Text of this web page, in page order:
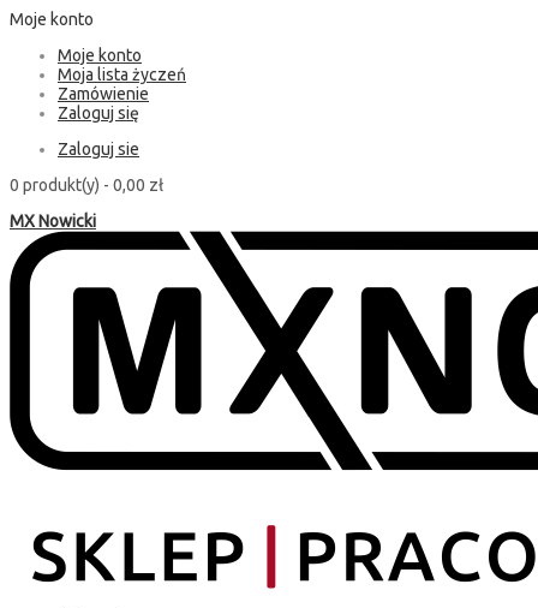
Moje konto
Moje konto
Moja lista życzeń
Zamówienie
Zaloguj się
Zaloguj sie
0 produkt(y) - 0,00 zł
MX Nowicki